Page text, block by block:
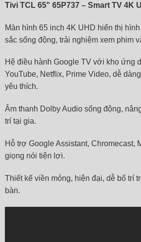
Tivi TCL 65" 65P737 – Smart TV 4K
Màn hình 65 inch 4K UHD hiển thị
sắc sống động, trải nghiệm xem phim
Hệ điều hành Google TV với kho ứng
YouTube, Netflix, Prime Video, dễ
yêu thích.
Âm thanh Dolby Audio sống động,
trí tại gia.
Hỗ trợ Google Assistant, Chromecast,
giọng nói tiện lợi.
Thiết kế viền mỏng, hiện đại, dễ bố trí
bàn.